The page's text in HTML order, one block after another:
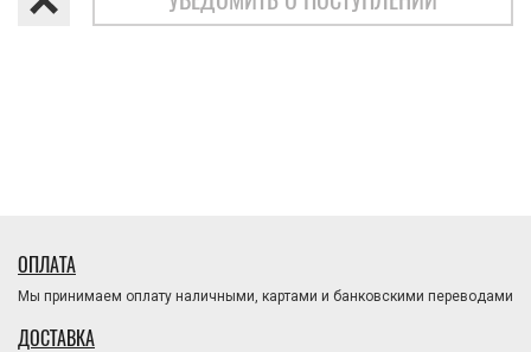
ОПЛАТА
Мы принимаем оплату наличными, картами и банковскими переводами
ДОСТАВКА